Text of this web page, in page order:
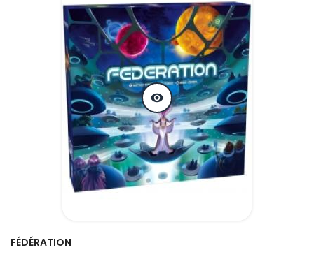
visibility
FÉDÉRATION